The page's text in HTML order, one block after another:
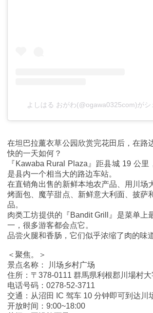
よしはる おがわ(@ogawa0325com)がシ
在坦巴拉薰衣草公园欣赏完花田后，在路
快的一天如何？
『Kawaba Rural Plaza』距县城 19 公里
是县内一个相当大的路边车站。
在直销角出售的新鲜本地农产品、用川场
烤面包、魔芋甜点、新鲜意大利面、披萨
品。
肉类工坊提供的『Bandit Grill』是菜单上
一，很多游客都会点它。
品尝火腿和香肠，它们似乎浓缩了肉的味道
＜聚焦。＞
景点名称： 川场乡村广场
住所：〒378-0111 群馬県利根郡川場村
电话号码：0278-52-3711
交通：从沼田 IC 驾车 10 分钟即可到达川
开放时间：9:00~18:00